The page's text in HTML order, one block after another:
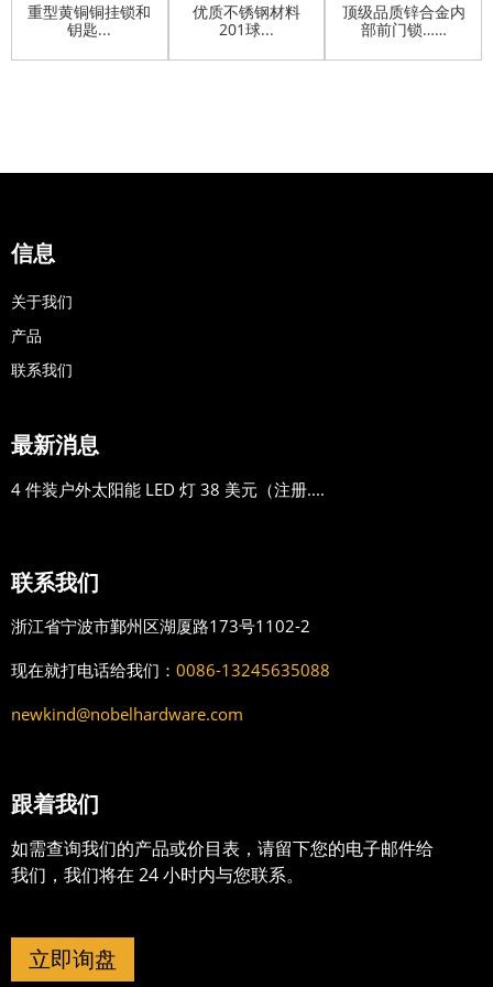
重型黄铜铜挂锁和
钥匙...
优质不锈钢材料
201球...
顶级品质锌合金内
部前门锁……
信息
关于我们
产品
联系我们
最新消息
4 件装户外太阳能 LED 灯 38 美元（注册....
联系我们
浙江省宁波市鄞州区湖厦路173号1102-2
现在就打电话给我们： 0086-13245635088
newkind@nobelhardware.com
跟着我们
如需查询我们的产品或价目表，请留下您的电子邮件给
我们，我们将在 24 小时内与您联系。
立即询盘